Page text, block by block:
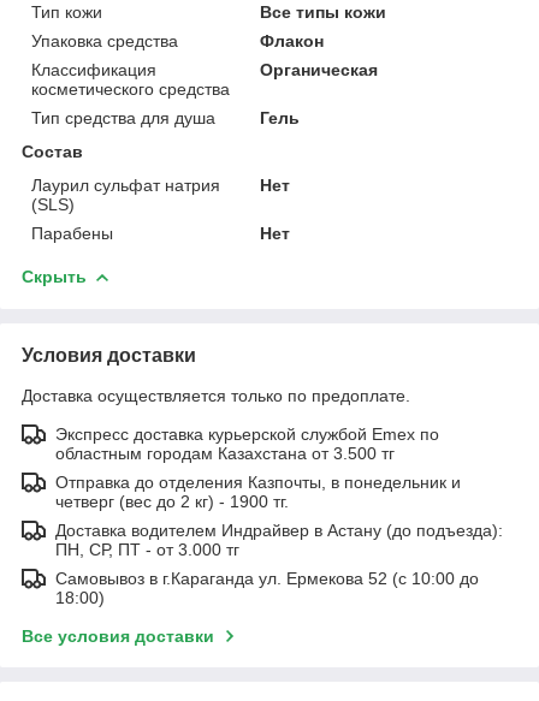
Тип кожи
Все типы кожи
Упаковка средства
Флакон
Классификация
косметического средства
Органическая
Тип средства для душа
Гель
Состав
Лаурил сульфат натрия
(SLS)
Нет
Парабены Нет
Скрыть
Условия доставки
Доставка осуществляется только по предоплате.
Экспресс доставка курьерской службой Emex по
областным городам Казахстана от 3.500 тг
Отправка до отделения Казпочты, в понедельник и
четверг (вес до 2 кг) - 1900 тг.
Доставка водителем Индрайвер в Астану (до подъезда):
ПН, СР, ПТ - от 3.000 тг
Самовывоз в г.Караганда ул. Ермекова 52 (с 10:00 до
18:00)
Все условия доставки